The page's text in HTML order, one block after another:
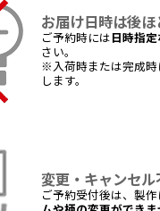
お届け日時は後ほ
ご予約時には 日時指
さい。
※入荷時または完成時
します。
変更・キャンセル
ご予約受付後は、製作